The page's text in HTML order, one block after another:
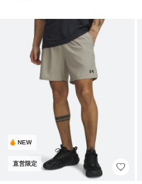
NEW
直営限定